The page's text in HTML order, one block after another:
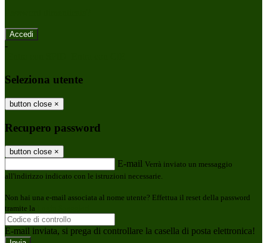
-
Seleziona utente
button close ×
Recupero password
button close ×
E-mail Verrà inviato un messaggio
all'indirizzo indicato con le istruzioni necessarie.
Non hai una e-mail associata al nome utente? Effettua il reset della password
tramite la
E-mail inviata, si prega di controllare la casella di posta elettronica!